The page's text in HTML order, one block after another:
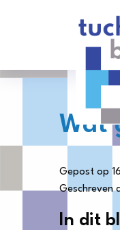
logo
Wat
Gepost op
Geschreven
In dit